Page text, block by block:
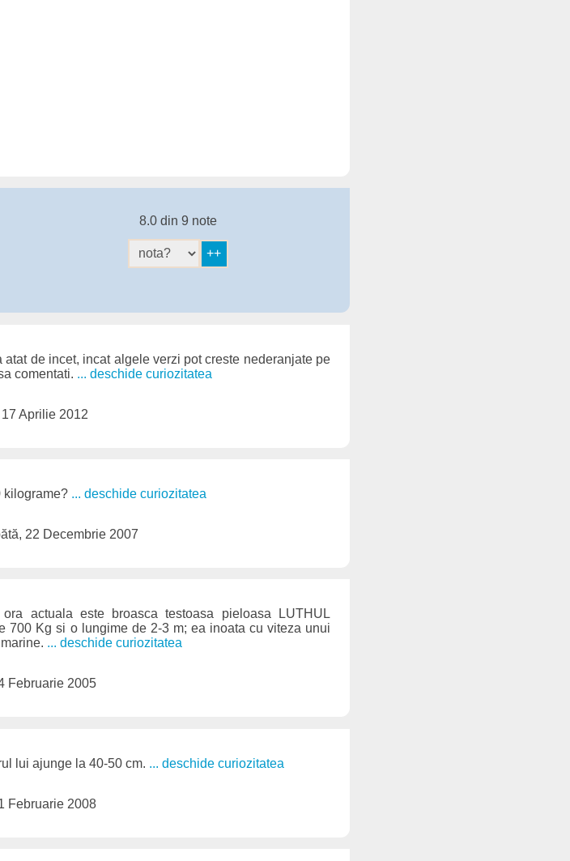
8.0 din 9 note
de incet, incat algele verzi pot creste nederanjate pe
comentati. ... deschide curiozitatea
17 Aprilie 2012
kilograme? ... deschide curiozitatea
22 Decembrie 2007
actuala este broasca testoasa pieloasa LUTHUL
700 Kg si o lungime de 2-3 m; ea inoata cu viteza unui
... deschide curiozitatea
Februarie 2005
lui ajunge la 40-50 cm. ... deschide curiozitatea
Februarie 2008